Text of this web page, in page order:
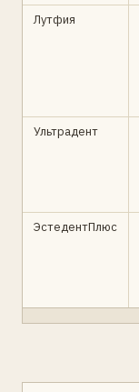
Лутфия
Ультрадент
ЭстедентПлюс